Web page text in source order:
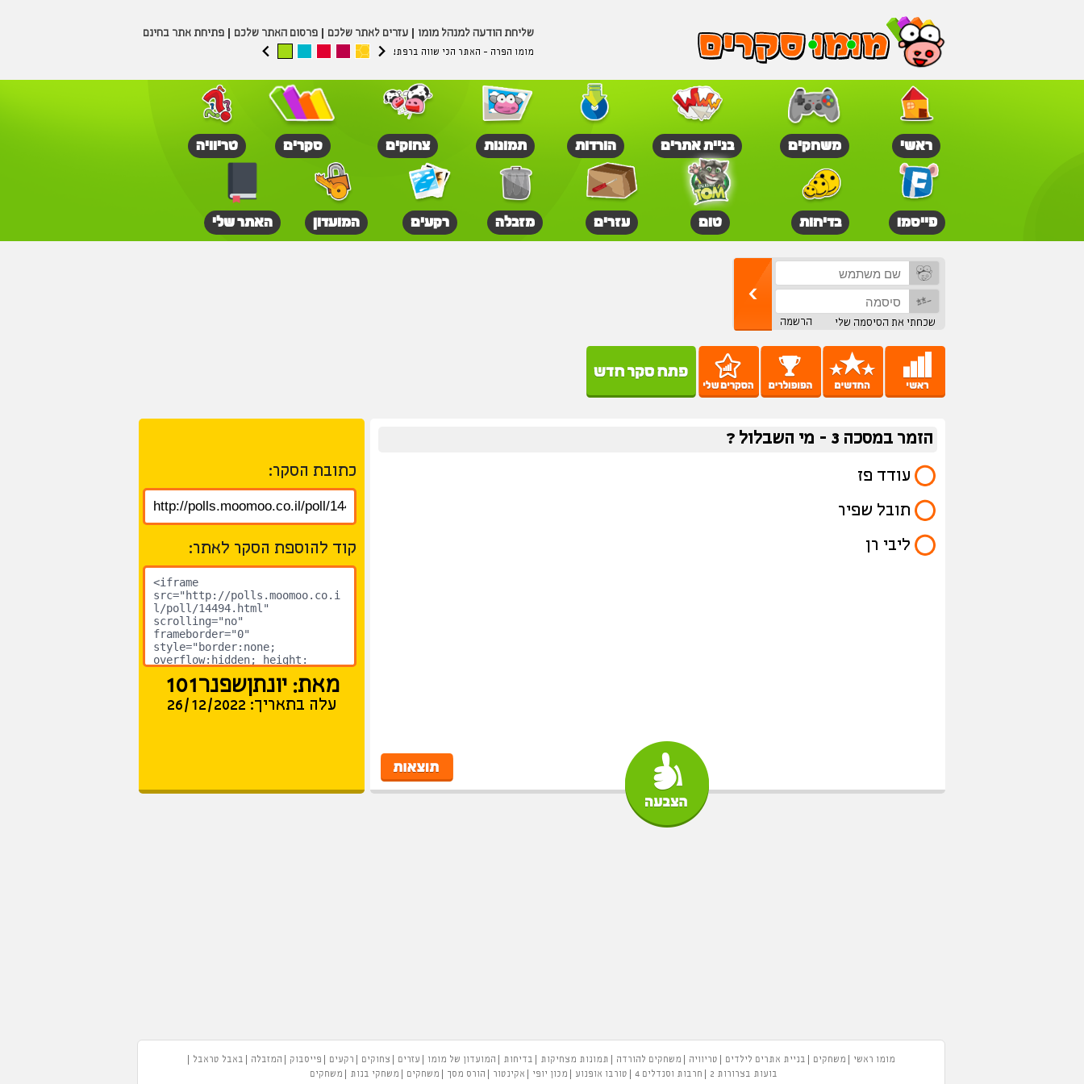
שליחת הודעה למנהל מומו עזרים לאתר שלכם פרסום האתר שלכם פתיחת אתר בחינם
מומו הפרה - האתר הכי שווה ברפת!
ראשי משחקים בניית אתרים הורדות תמונות צחוקים סקרים טריוויה
פייסמו בדיחות טום עזרים מזבלה רקעים המועדון האתר שלי
שכחתי את הסיסמה שלי הרשמה
הזמר במסכה 3 - מי השבלול ?
עודד פז
תובל שפיר
ליבי רן
כתובת הסקר:
קוד להוספת הסקר לאתר:
מאת: יונתןשפנר101
עלה בתאריך: 26/12/2022
מומו ראשי משחקים בניית אתרים לילדים טריוויה משחקים להורדה תמונות מצחיקות בדיחות המועדון של מומו עזרים צחוקים רקעים פייסבוק המזבלה
באבל טראבל
בועות בצרורות 2
חרבות וסנדלים 4 טורבו אופנוע מכון יופי אקינטור הורס מסך משחקים משחקי בנות משחקים